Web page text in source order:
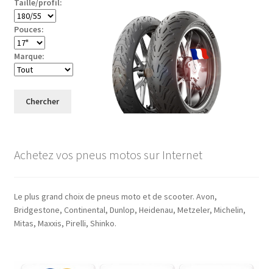
Taille/profil:
Pouces:
Marque:
Chercher
Achetez vos pneus motos sur Internet
Le plus grand choix de pneus moto et de scooter. Avon,
Bridgestone, Continental, Dunlop, Heidenau, Metzeler, Michelin,
Mitas, Maxxis, Pirelli, Shinko.